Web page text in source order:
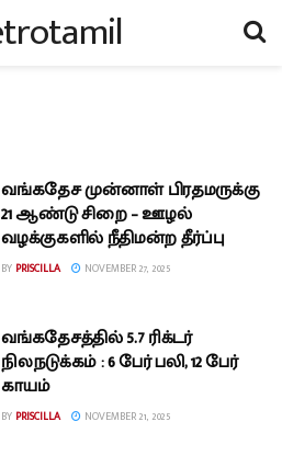
வங்கதேச முன்னாள் பிரதமருக்கு
21 ஆண்டு சிறை – ஊழல்
வழக்குகளில் நீதிமன்ற தீர்ப்பு
BY PRISCILLA NOVEMBER 27, 2025
வங்கதேசத்தில் 5.7 ரிக்டர்
நிலநடுக்கம் : 6 பேர் பலி, 12 பேர்
காயம்
BY PRISCILLA NOVEMBER 21, 2025